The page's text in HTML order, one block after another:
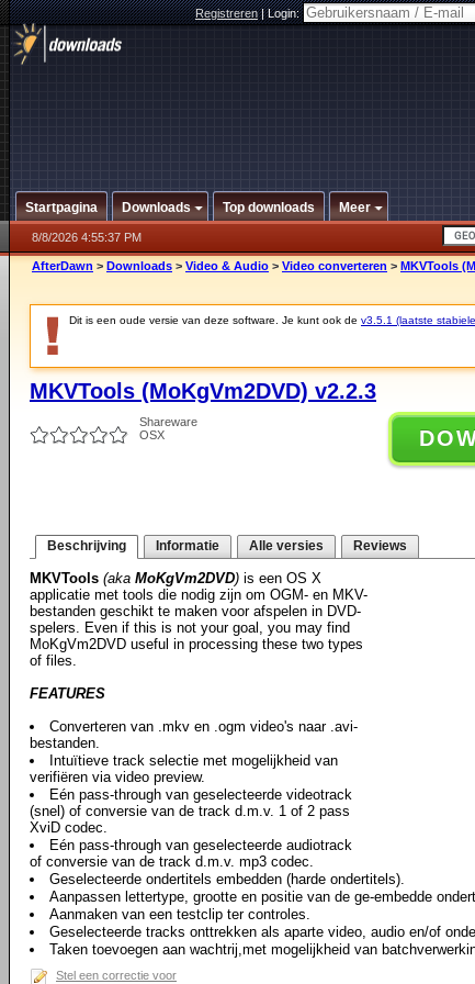
Registreren|Login:
Startpagina Downloads Top downloads Meer
8/8/2026 4:55:37 PM
AfterDawn > Downloads > Video & Audio > Video converteren > MKVTools
Dit is een oude versie van deze software. Je kunt ook de v3.5.1 (laatste
MKVTools (MoKgVm2DVD) v2.2.3
Shareware
OSX
Beschrijving Informatie Alle versies Reviews
MKVTools (aka MoKgVm2DVD) is een OS X
applicatie met tools die nodig zijn om OGM- en MKV-
bestanden geschikt te maken voor afspelen in DVD-
spelers. Even if this is not your goal, you may find
MoKgVm2DVD useful in processing these two types
of files.
FEATURES
Converteren van .mkv en .ogm video's naar .avi-
bestanden.
Intuïtieve track selectie met mogelijkheid van
verifiëren via video preview.
Eén pass-through van geselecteerde videotrack
(snel) of conversie van de track d.m.v. 1 of 2 pass
XviD codec.
Eén pass-through van geselecteerde audiotrack
of conversie van de track d.m.v. mp3 codec.
Geselecteerde ondertitels embedden (harde ondertitels).
Aanpassen lettertype, grootte en positie van de ge-embedde
Aanmaken van een testclip ter controles.
Geselecteerde tracks onttrekken als aparte video, audio en/of
Taken toevoegen aan wachtrij,met mogelijkheid van
Stel een correctie voor